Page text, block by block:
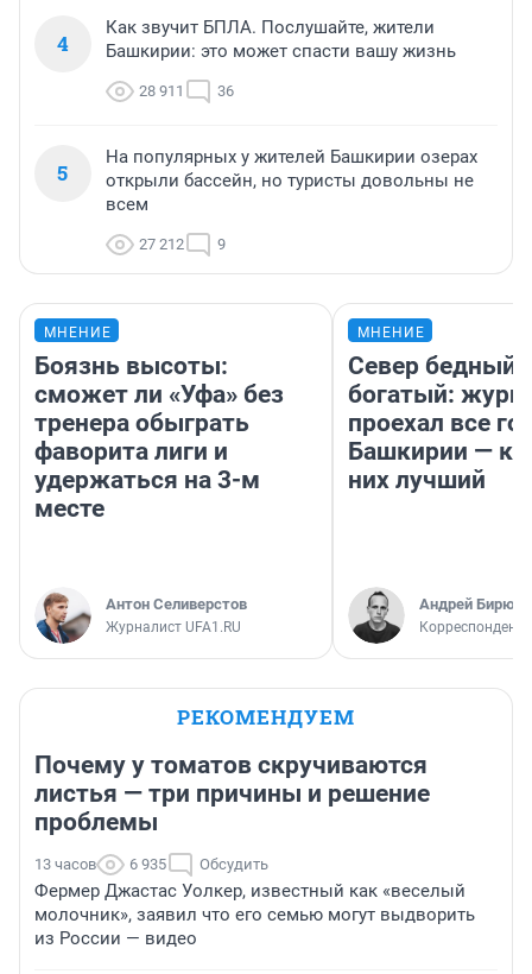
4
Как звучит БПЛА. Послушайте, жители
Башкирии: это может спасти вашу жизнь
28 911 36
5
На популярных у жителей Башкирии озерах
открыли бассейн, но туристы довольны не
всем
27 212 9
МНЕНИЕ
Боязнь высоты:
сможет ли «Уфа» без
тренера обыграть
фаворита лиги и
удержаться на 3-м
месте
Антон Селиверстов
Журналист UFA1.RU
МНЕНИЕ
Север бедный,
богатый:
проехал все
Башкирии —
них лучший
Андрей
Корреспондент
РЕКОМЕНДУЕМ
Почему у томатов скручиваются
листья — три причины и решение
проблемы
13 часов 6 935 Обсудить
Фермер Джастас Уолкер, известный как «веселый
молочник», заявил что его семью могут выдворить
из России — видео